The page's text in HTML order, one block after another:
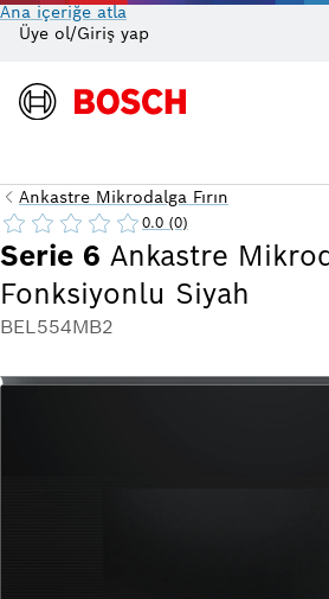
Ana içeriğe atla
Üye ol/Giriş yap
Ankastre Mikrodalga Fırın
Serie 6 Ankastre
Fonksiyonlu Siyah
BEL554MB2
0.0 (0)